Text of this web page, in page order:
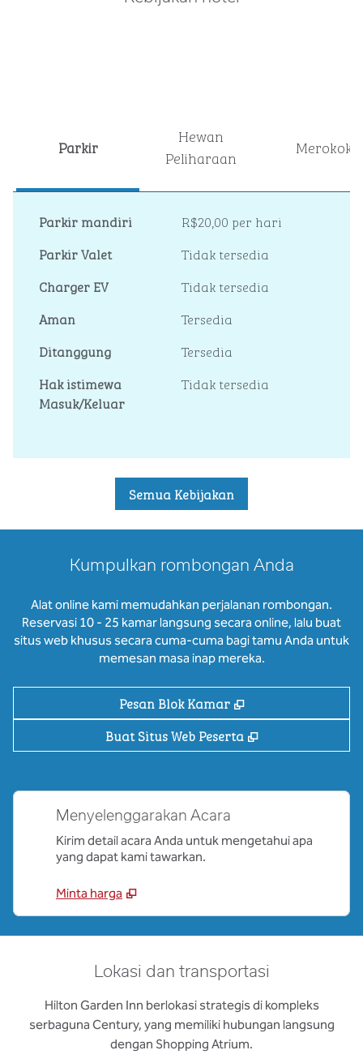
Parkir
Hewan
Peliharaan
Merokok
Parkir mandiri
R$20,00 per hari
Parkir Valet
Tidak tersedia
Charger EV
Tidak tersedia
Aman
Tersedia
Ditanggung
Tersedia
Hak istimewa
Masuk/Keluar
Tidak tersedia
Semua Kebijakan
Kumpulkan rombongan Anda
Alat online kami memudahkan perjalanan rombongan.
Reservasi 10 - 25 kamar langsung secara online, lalu buat
situs web khusus secara cuma-cuma bagi tamu Anda untuk
memesan masa inap mereka.
Pesan Blok Kamar ,
Buat Situs Web Peserta
,
Menyelenggarakan Acara
Kirim detail acara Anda untuk mengetahui apa
yang dapat kami tawarkan.
Minta harga
Lokasi dan transportasi
Hilton Garden Inn berlokasi strategis di kompleks
serbaguna Century, yang memiliki hubungan langsung
dengan Shopping Atrium.